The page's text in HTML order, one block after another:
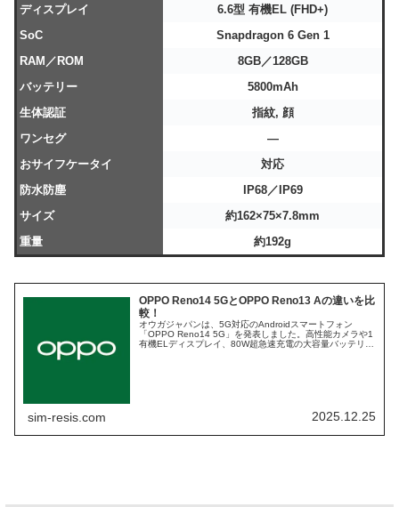
ディスプレイ
6.6型 有機EL (FHD+)
SoC
Snapdragon 6 Gen 1
RAM／ROM
8GB／128GB
バッテリー
5800mAh
生体認証
指紋, 顔
ワンセグ
―
おサイフケータイ
対応
防水防塵
IP68／IP69
サイズ
約162×75×7.8mm
重量
約192g
OPPO Reno14 5GとOPPO Reno13 Aの違いを比
較！
オウガジャパンは、5G対応のAndroidスマートフォン
「OPPO Reno14 5G」を発表しました。高性能カメラや1
有機ELディスプレイ、80W超急速充電の大容量バッテリー
sim-resis.com 2025.12.25